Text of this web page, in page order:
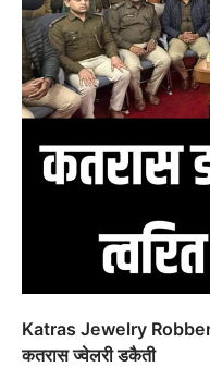
Katras Jewelry Robbery
कतरास ज्वेलरी डकैती